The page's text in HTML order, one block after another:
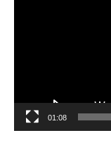
01:08